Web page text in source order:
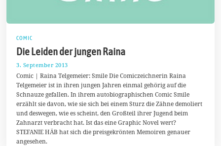
COMIC
Die Leiden der jungen Raina
3. September 2013
.
D
e
z
m
b
e
Comic | Raina Telgemeier: Smile Die Comiczeichnerin Raina
Telgemeier ist in ihren jungen Jahren einmal gehörig auf die
Schnauze gefallen. In ihrem autobiographischen Comic Smile
erzählt sie davon, wie sie sich bei einem Sturz die Zähne demoliert
und deswegen, wie es scheint, den Großteil ihrer Jugend beim
Zahnarzt verbracht hat. Ist das eine Graphic Novel wert?
STEFANIE HÄB hat sich die preisgekrönten Memoiren genauer
angesehen.